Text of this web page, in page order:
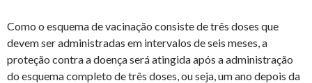
Como o esquema de vacinação consiste de três doses que
devem ser administradas em intervalos de seis meses, a
proteção contra a doença será atingida após a administração
do esquema completo de três doses, ou seja, um ano depois da